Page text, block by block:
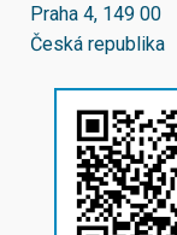
Praha 4, 149 00
Česká republika